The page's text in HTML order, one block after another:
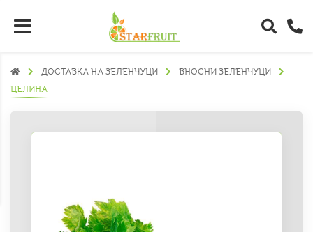
ДОСТАВКА НА ЗЕЛЕНЧУЦИ
ВНОСНИ ЗЕЛЕНЧУЦИ
ЦЕЛИНА